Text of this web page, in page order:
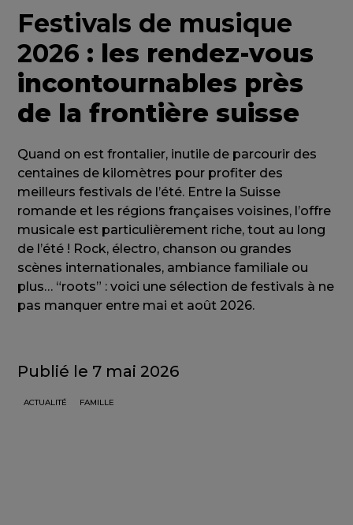
Festivals de musique
2026 : les rendez-vous
incontournables près
de la frontière suisse
Quand on est frontalier, inutile de parcourir des
centaines de kilomètres pour profiter des
meilleurs festivals de l’été. Entre la Suisse
romande et les régions françaises voisines, l’offre
musicale est particulièrement riche, tout au long
de l’été ! Rock, électro, chanson ou grandes
scènes internationales, ambiance familiale ou
plus… “roots” : voici une sélection de festivals à ne
pas manquer entre mai et août 2026.
Publié le 7 mai 2026
ACTUALITÉ FAMILLE